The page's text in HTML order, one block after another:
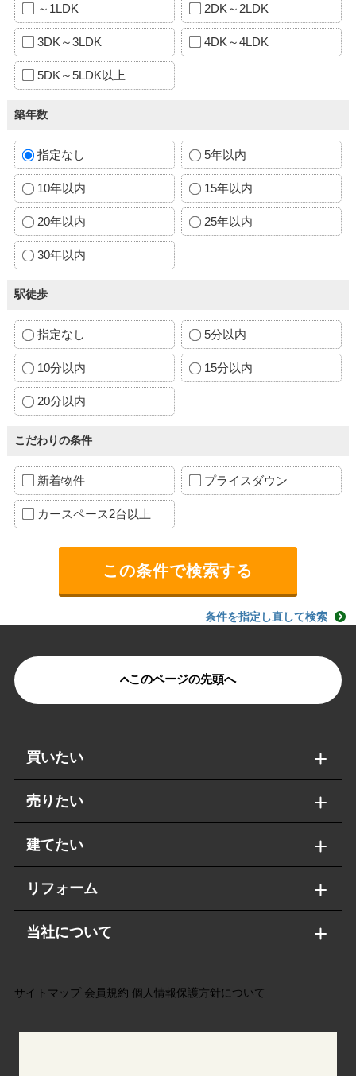
～1LDK 2DK～2LDK
3DK～3LDK 4DK～4LDK
5DK～5LDK以上
築年数
指定なし 5年以内
10年以内 15年以内
20年以内 25年以内
30年以内
駅徒歩
指定なし 5分以内
10分以内 15分以内
20分以内
こだわりの条件
新着物件 プライスダウン
カースペース2台以上
条件を指定し直して検索
このページの先頭へ
買いたい
売りたい
建てたい
リフォーム
当社について
サイトマップ 会員規約 個人情報保護方針について